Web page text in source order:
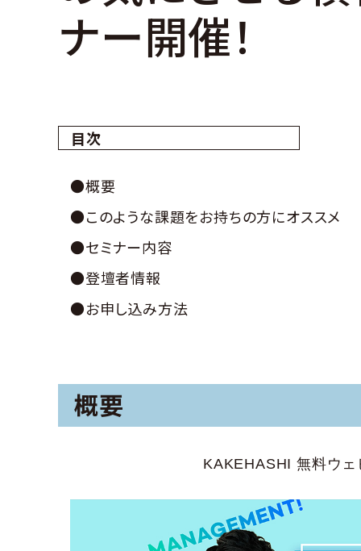
ナー開催！
目次
●概要
●このような課題をお持ちの方にオススメ
●セミナー内容
●登壇者情報
●お申し込み方法
概要
KAKEHASHI 無料ウ